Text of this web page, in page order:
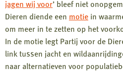
jagen wij voor’ bleef niet
Dieren diende een motie in
om meer in te zetten op het
In de motie legt Partij voor de
link tussen jacht en
naar alternatieven voor